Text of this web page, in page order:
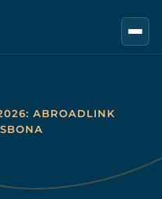
ABROADLINK